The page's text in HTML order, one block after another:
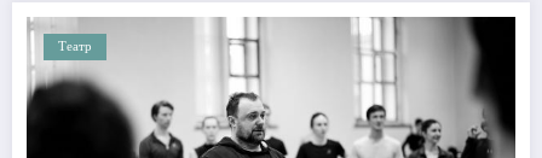
Театр